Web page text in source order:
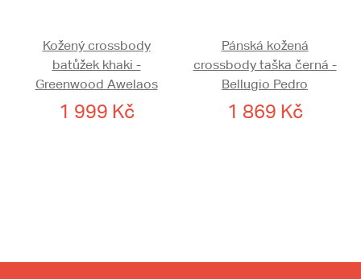
Kožený crossbody
batůžek khaki -
Greenwood Awelaos
1 999 Kč
Pánská kožená
crossbody taška černá -
Bellugio Pedro
1 869 Kč